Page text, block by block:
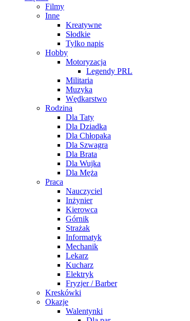
Filmy
Inne
Kreatywne
Słodkie
Tylko napis
Hobby
Motoryzacja
Legendy PRL
Militaria
Muzyka
Wędkarstwo
Rodzina
Dla Taty
Dla Dziadka
Dla Chłopaka
Dla Szwagra
Dla Brata
Dla Wujka
Dla Męża
Praca
Nauczyciel
Inżynier
Kierowca
Górnik
Strażak
Informatyk
Mechanik
Lekarz
Kucharz
Elektryk
Fryzjer / Barber
Kreskówki
Okazje
Walentynki